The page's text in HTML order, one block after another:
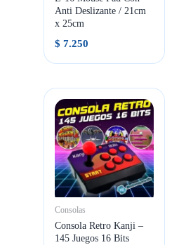
Anti Deslizante / 21cm
x 25cm
$ 7.250
Consolas
Consola Retro Kanji –
145 Juegos 16 Bits